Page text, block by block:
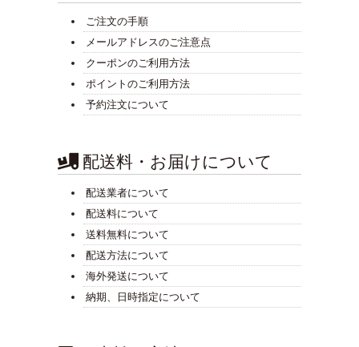
ご注文の手順
メールアドレスのご注意点
クーポンのご利用方法
ポイントのご利用方法
予約注文について
配送料・お届けについて
配送業者について
配送料について
送料無料について
配送方法について
海外発送について
納期、日時指定について